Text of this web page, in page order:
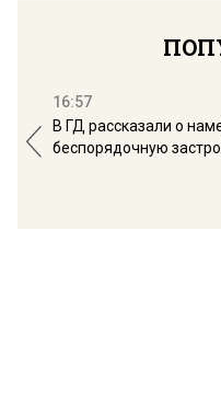
16:57
В ГД рассказали о
беспорядочную